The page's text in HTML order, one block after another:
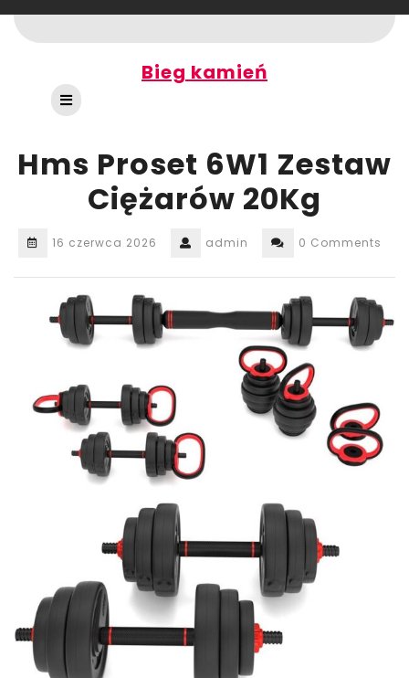
to
content
Bieg kamień
Open
Button
Hms Proset 6W1 Zestaw
Ciężarów 20Kg
16 czerwca 2026 admin 0 Comments